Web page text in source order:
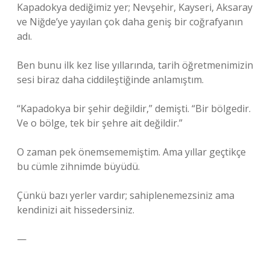
Kapadokya dediğimiz yer; Nevşehir, Kayseri, Aksaray
ve Niğde’ye yayılan çok daha geniş bir coğrafyanın
adı.
Ben bunu ilk kez lise yıllarında, tarih öğretmenimizin
sesi biraz daha ciddileştiğinde anlamıştım.
“Kapadokya bir şehir değildir,” demişti. “Bir bölgedir.
Ve o bölge, tek bir şehre ait değildir.”
O zaman pek önemsememiştim. Ama yıllar geçtikçe
bu cümle zihnimde büyüdü.
Çünkü bazı yerler vardır; sahiplenemezsiniz ama
kendinizi ait hissedersiniz.
—